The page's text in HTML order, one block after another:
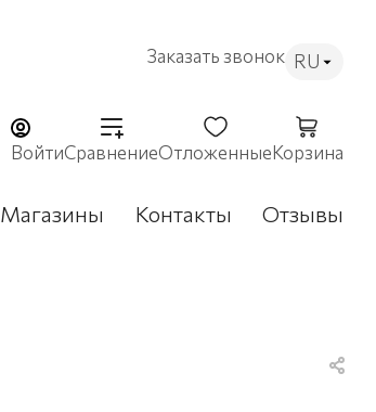
Заказать звонок RU
ВойтиСравнениеОтложенныеКорзина
Магазины Контакты Отзывы